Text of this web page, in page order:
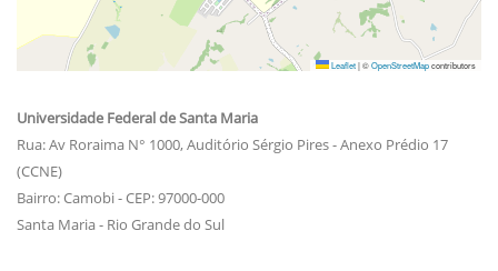
Leaflet|©OpenStreetMapcontributors
Universidade Federal de Santa Maria
Rua: Av Roraima N° 1000, Auditório Sérgio Pires - Anexo Prédio 17
(CCNE)
Bairro: Camobi - CEP: 97000-000
Santa Maria - Rio Grande do Sul